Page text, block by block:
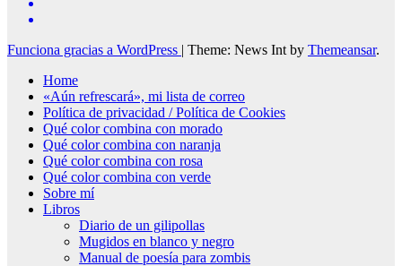
Funciona gracias a WordPress | Theme: News Int by Themeansar.
Home
«Aún refrescará», mi lista de correo
Política de privacidad / Política de Cookies
Qué color combina con morado
Qué color combina con naranja
Qué color combina con rosa
Qué color combina con verde
Sobre mí
Libros
Diario de un gilipollas
Mugidos en blanco y negro
Manual de poesía para zombis